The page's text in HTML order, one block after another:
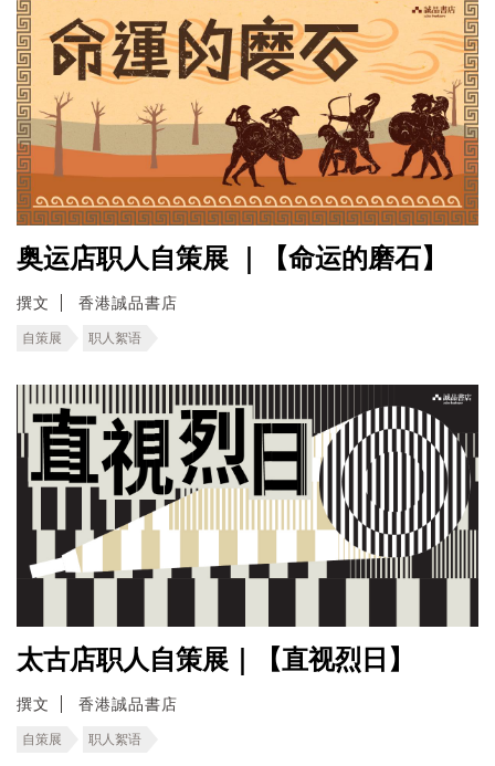
奥运店职人自策展 ｜【命运的磨石】
撰文 香港誠品書店
自策展 职人絮语
太古店职人自策展｜【直视烈日】
撰文 香港誠品書店
自策展 职人絮语